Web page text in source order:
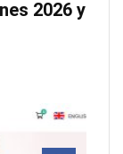
2026 y